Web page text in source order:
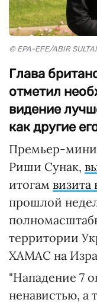
© EPA-EFE/ABIR
Глава
отметил
видение
как другие
Премьер-
Риши Сунак,
итогам
прошлой
территории
ХАМАС на
"Нападение 7
ненавистью,